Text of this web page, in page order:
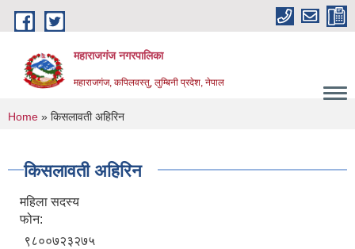
Skip to main content
महाराजगंज नगरपालिका
महाराजगंज, कपिलवस्तु, लुम्बिनी प्रदेश, नेपाल
You are here
Home » किसलावती अहिरिन
किसलावती अहिरिन
महिला सदस्य
फोन:
९८००७२३२७५